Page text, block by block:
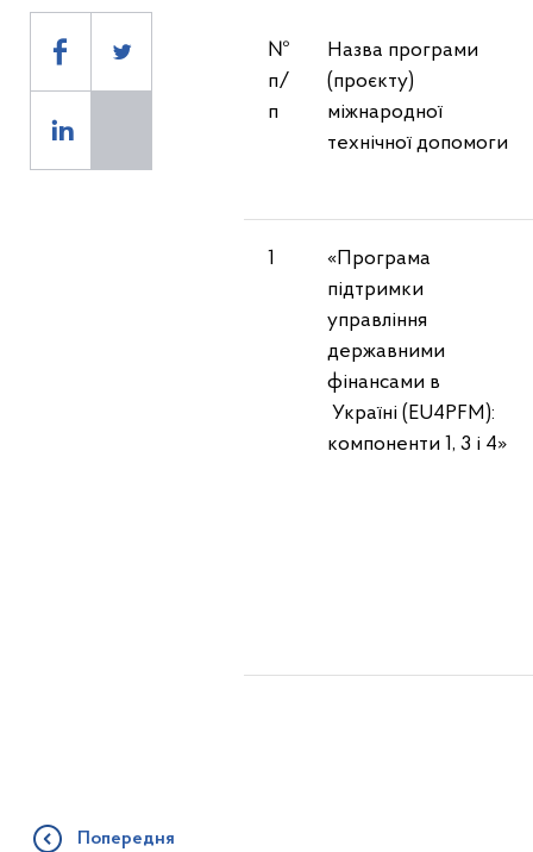
№
п/
п
Назва програми
(проєкту)
міжнародної
технічної допомоги
1
«Програма
підтримки
управління
державними
фінансами в
Україні (EU4PFM):
компоненти 1, 3 і 4»
Попередня